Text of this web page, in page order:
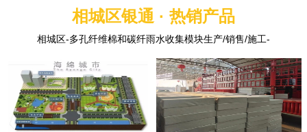
相城区银通 · 热销产品
相城区-多孔纤维棉和碳纤雨水收集模块生产/销售/施工-